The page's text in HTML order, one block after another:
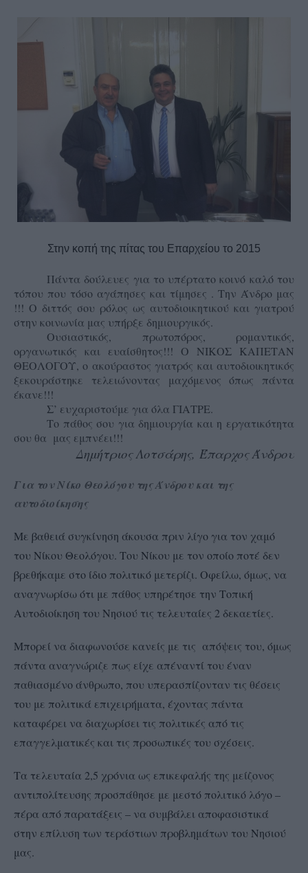
Στην κοπή της πίτας του Επαρχείου το 2015
Πάντα δούλευες για το υπέρτατο κοινό καλό του
τόπου που τόσο αγάπησες και τίμησες . Την Άνδρο μας
!!! Ο διττός σου ρόλος ως αυτοδιοικητικού και γιατρού
στην κοινωνία μας υπήρξε δημιουργικός.
Ουσιαστικός, πρωτοπόρος, ρομαντικός,
οργανωτικός και ευαίσθητος!!! Ο ΝΙΚΟΣ ΚΑΠΕΤΑΝ
ΘΕΟΛΟΓΟΥ, ο ακούραστος γιατρός και αυτοδιοικητικός
ξεκουράστηκε τελειώνοντας μαχόμενος όπως πάντα
έκανε!!!
Σ’ ευχαριστούμε για όλα ΓΙΑΤΡΕ.
Το πάθος σου για δημιουργία και η εργατικότητα
σου θα μας εμπνέει!!!
Δημήτριος Λοτσάρης, Έπαρχος Άνδρου
Για τον Νίκο Θεολόγου της Άνδρου και της
αυτοδιοίκησης
Με βαθειά συγκίνηση άκουσα πριν λίγο για τον χαμό
του Νίκου Θεολόγου. Του Νίκου με τον οποίο ποτέ δεν
βρεθήκαμε στο ίδιο πολιτικό μετερίζι. Οφείλω, όμως, να
αναγνωρίσω ότι με πάθος υπηρέτησε την Τοπική
Αυτοδιοίκηση του Νησιού τις τελευταίες 2 δεκαετίες.
Μπορεί να διαφωνούσε κανείς με τις απόψεις του, όμως
πάντα αναγνώριζε πως είχε απέναντί του έναν
παθιασμένο άνθρωπο, που υπερασπίζονταν τις θέσεις
του με πολιτικά επιχειρήματα, έχοντας πάντα
καταφέρει να διαχωρίσει τις πολιτικές από τις
επαγγελματικές και τις προσωπικές του σχέσεις.
Τα τελευταία 2,5 χρόνια ως επικεφαλής της μείζονος
αντιπολίτευσης προσπάθησε με μεστό πολιτικό λόγο –
πέρα από παρατάξεις – να συμβάλει αποφασιστικά
στην επίλυση των τεράστιων προβλημάτων του Νησιού
μας.